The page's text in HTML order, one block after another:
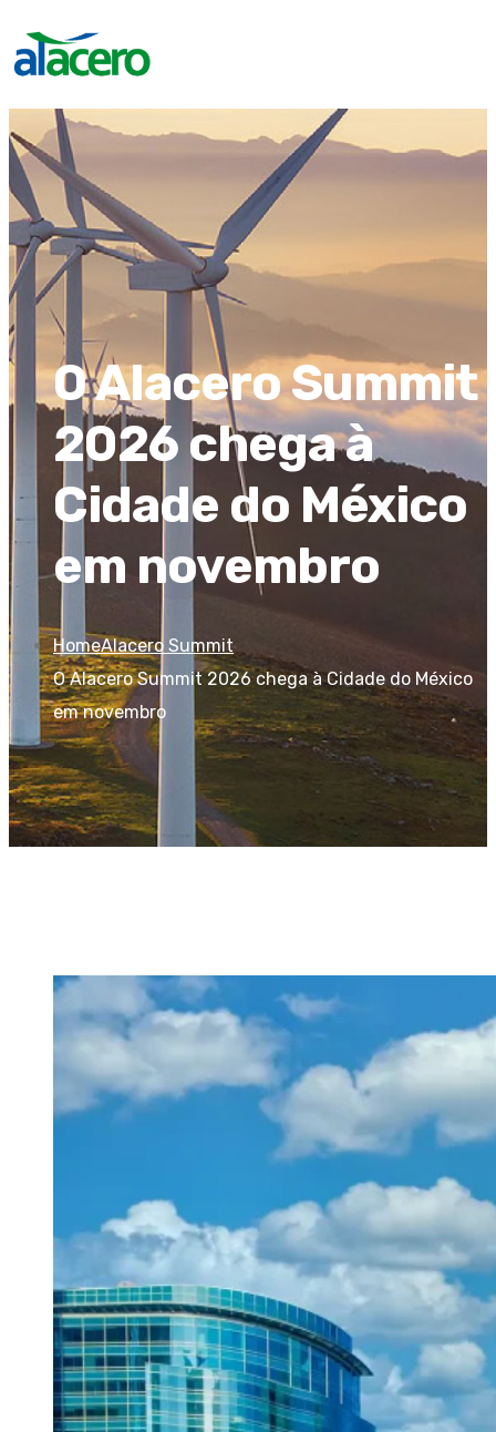
O Alacero Summit
2026 chega à
Cidade do México
em novembro
HomeAlacero Summit
O Alacero Summit 2026 chega à Cidade do México
em novembro